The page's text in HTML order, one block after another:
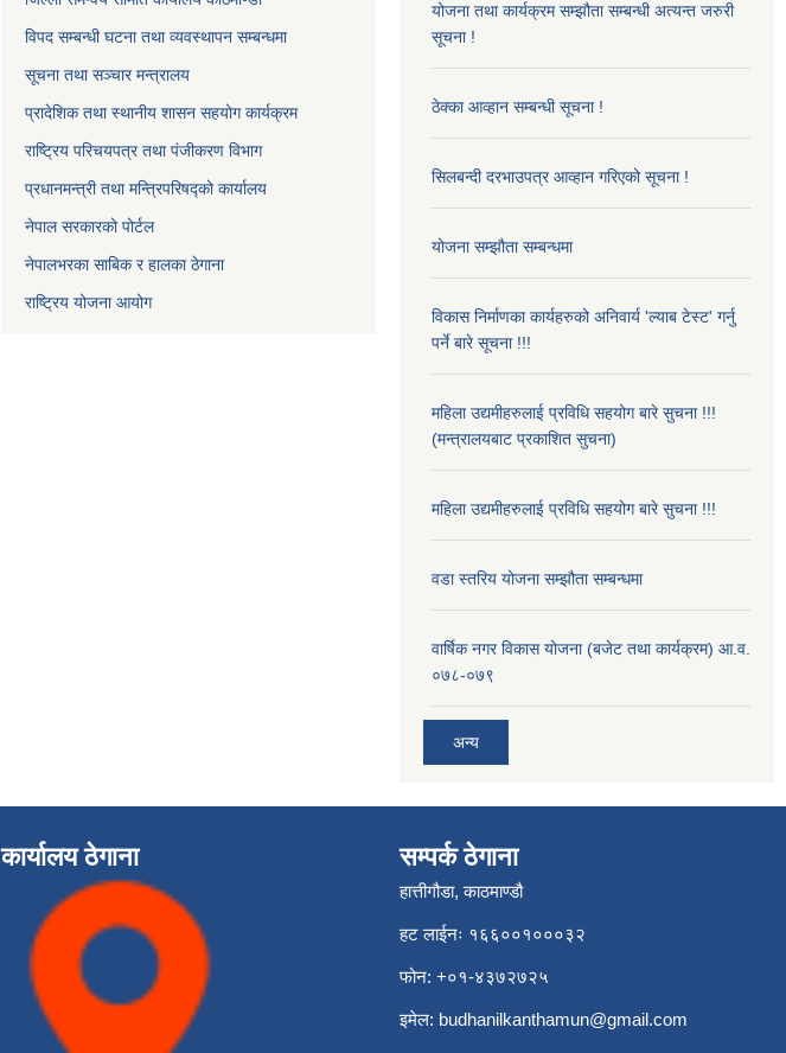
विपद सम्बन्धी घटना तथा व्यवस्थापन सम्बन्धमा
सूचना तथा सञ्चार मन्त्रालय
प्रादेशिक तथा स्थानीय शासन सहयोग कार्यक्रम
राष्ट्रिय परिचयपत्र तथा पंजीकरण विभाग
प्रधानमन्त्री तथा मन्त्रिपरिषद्को कार्यालय
नेपाल सरकारको पोर्टल
नेपालभरका साबिक र हालका ठेगाना
राष्ट्रिय योजना आयोग
योजना तथा कार्यक्रम सम्झौता सम्बन्धी अत्यन्त जरुरी
सूचना !
ठेक्का आव्हान सम्बन्धी सूचना !
सिलबन्दी दरभाउपत्र आव्हान गरिएको सूचना !
योजना सम्झौता सम्बन्धमा
विकास निर्माणका कार्यहरुको अनिवार्य 'ल्याब टेस्ट' गर्नु
पर्ने बारे सूचना !!!
महिला उद्यमीहरुलाई प्रविधि सहयोग बारे सुचना !!!
(मन्त्रालयबाट प्रकाशित सुचना)
महिला उद्यमीहरुलाई प्रविधि सहयोग बारे सुचना !!!
वडा स्तरिय योजना सम्झौता सम्बन्धमा
वार्षिक नगर विकास योजना (बजेट तथा कार्यक्रम) आ.व.
०७८-०७९
अन्य
कार्यालय ठेगाना सम्पर्क ठेगाना
हात्तीगौडा, काठमाण्डौ
हट लाईनः १६६००१०००३२
फोन: +०१-४३७२७२५
इमेल: budhanilkanthamun@gmail.com